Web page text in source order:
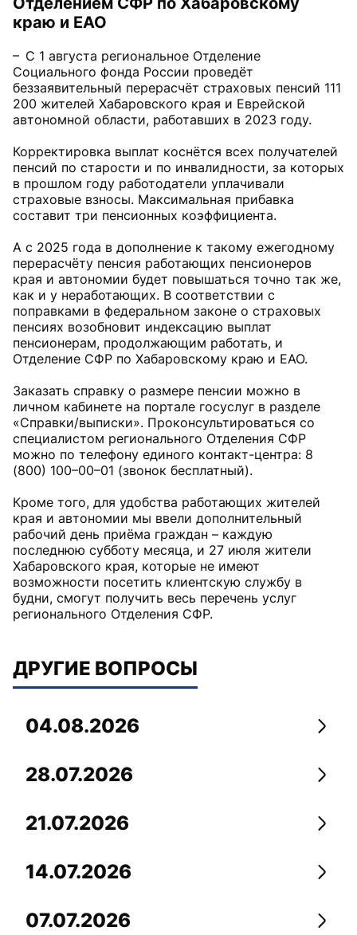
краю и ЕАО
– С 1 августа региональное Отделение
Социального фонда России проведёт
беззаявительный перерасчёт страховых пенсий 111
200 жителей Хабаровского края и Еврейской
автономной области, работавших в 2023 году.
Корректировка выплат коснётся всех получателей
пенсий по старости и по инвалидности, за которых
в прошлом году работодатели уплачивали
страховые взносы. Максимальная прибавка
составит три пенсионных коэффициента.
А с 2025 года в дополнение к такому ежегодному
перерасчёту пенсия работающих пенсионеров
края и автономии будет повышаться точно так же,
как и у неработающих. В соответствии с
поправками в федеральном законе о страховых
пенсиях возобновит индексацию выплат
пенсионерам, продолжающим работать, и
Отделение СФР по Хабаровскому краю и ЕАО.
Заказать справку о размере пенсии можно в
личном кабинете на портале госуслуг в разделе
«Справки/выписки». Проконсультироваться со
специалистом регионального Отделения СФР
можно по телефону единого контакт-центра: 8
(800) 100–00–01 (звонок бесплатный).
Кроме того, для удобства работающих жителей
края и автономии мы ввели дополнительный
рабочий день приёма граждан – каждую
последнюю субботу месяца, и 27 июля жители
Хабаровского края, которые не имеют
возможности посетить клиентскую службу в
будни, смогут получить весь перечень услуг
регионального Отделения СФР.
ДРУГИЕ ВОПРОСЫ
04.08.2026
28.07.2026
21.07.2026
14.07.2026
07.07.2026